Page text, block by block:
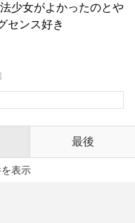
少女がよかったのとや
センス好き
最後
表示